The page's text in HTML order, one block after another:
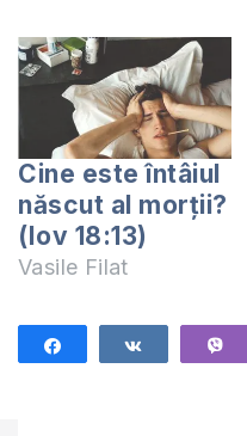
această maladie
este aproape de
fiecare din noi. Cei
care au persoane
apropiate bolnave
de cancer înțeleg
această realitate mai
bine decât ceilalți.
Preotul Vasile Filat a
despre…
Cine este întâiul
născut al morții?
(Iov 18:13)
Vasile Filat